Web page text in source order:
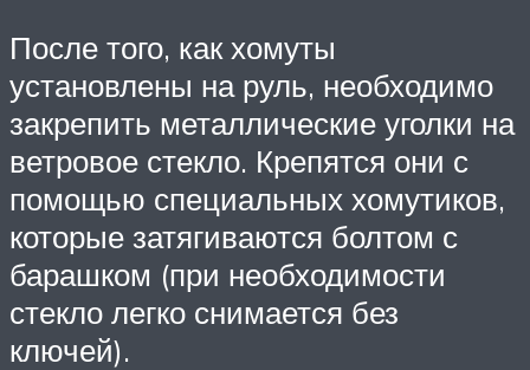
После того, как хомуты
установлены на руль, необходимо
закрепить металлические уголки на
ветровое стекло. Крепятся они с
помощью специальных хомутиков,
которые затягиваются болтом с
барашком (при необходимости
стекло легко снимается без
ключей).